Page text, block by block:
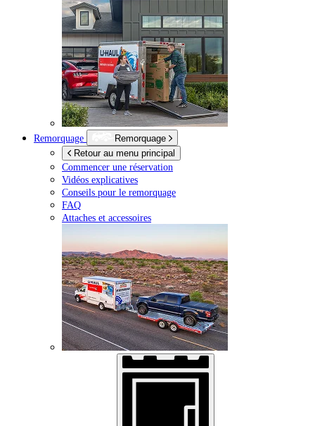
Remorquage
Remorquage
Retour au menu principal
Commencer une réservation
Vidéos explicatives
Conseils pour le remorquage
FAQ
Attaches et accessoires